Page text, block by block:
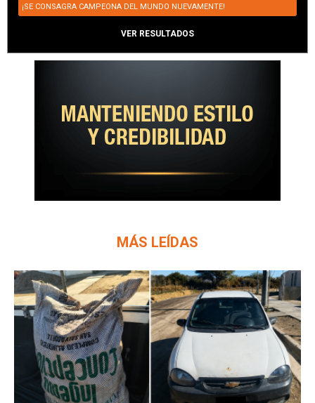
¡SE CONSAGRA CAMPEONA DEL MUNDO NUEVAMENTE!
VER RESULTADOS
MÁS LEÍDAS